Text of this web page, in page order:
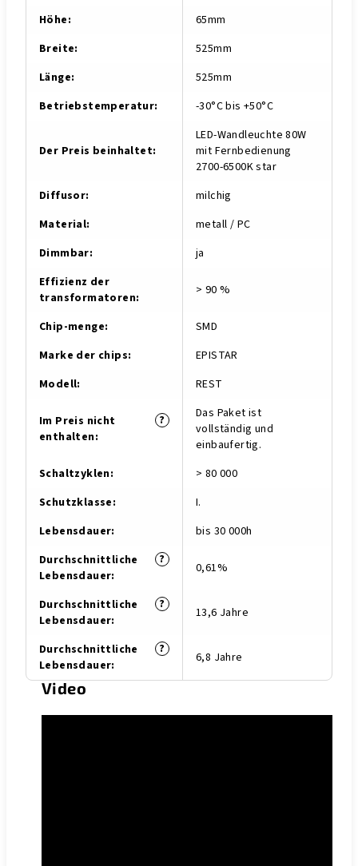
Höhe:
65mm
Breite:
525mm
Länge:
525mm
Betriebstemperatur: -30°C bis +50°C
Der Preis beinhaltet:
LED-Wandleuchte 80W
mit Fernbedienung
2700-6500K star
Diffusor:
milchig
Material:
metall / PC
Dimmbar:
ja
Effizienz der
transformatoren: > 90 %
Chip-menge:
SMD
Marke der chips:
EPISTAR
Modell: REST
?
Im Preis nicht
enthalten:
Das Paket ist
vollständig und
einbaufertig.
Schaltzyklen:
> 80 000
Schutzklasse:
I.
Lebensdauer:
bis 30 000h
?
Durchschnittliche
Lebensdauer: 0,61%
?
Durchschnittliche
Lebensdauer: 13,6 Jahre
?
Durchschnittliche
Lebensdauer: 6,8 Jahre
Video